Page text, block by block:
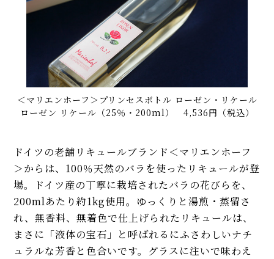
＜マリエンホーフ＞プリンセスボトル ローゼン・リケール
ローゼン リケール（25％・200ml） 4,536円（税込）
ドイツの老舗リキュールブランド＜マリエンホーフ
＞からは、100％天然のバラを使ったリキュールが登
場。ドイツ産の丁寧に栽培されたバラの花びらを、
200mlあたり約1kg使用。ゆっくりと湯煎・蒸留さ
れ、無香料、無着色で仕上げられたリキュールは、
まさに「液体の宝石」と呼ばれるにふさわしいナチ
ュラルな芳香と色合いです。グラスに注いで味わえ